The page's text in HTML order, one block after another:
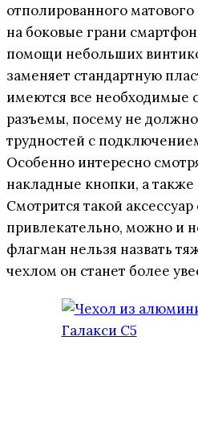
отполированного
на боковые грани
помощи небольших
заменяет стандартную
имеются все необходимые
разъемы, посему не
трудностей с
Особенно интересно
накладные кнопки, а также
Смотрится такой аксессуар
привлекательно, можно и
флагман нельзя назвать
чехлом он станет более